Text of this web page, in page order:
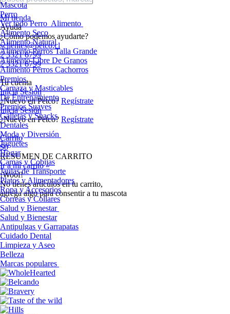
Mi tienda
Ayuda
¿Cómo podemos ayudarte?
sclientes@petco.cl
2 3321 6799
2 3321 6799
Tu cuenta
Inicia Sesión
¿Nuevo en Petco? Regístrate
Inicia Sesión
¿Nuevo en Petco? Regístrate
Carrito
$0
RESUMEN DE CARRITO
Ir a mi carrito »
¡Woof!
No tíenes artículos en tu carrito,
agrega algo para consentir a tu mascota
Mascota
Perro
Ver todo Perro Alimento
Alimento Seco
Alimento Natural
Alimento Perros Talla Grande
Alimento Libre De Granos
Alimento Perros Cachorros
Premios
Carnaza y Masticables
De Entrenamiento
Premios Suaves
Galletas y Snacks
Dentales
Moda y Diversión
Juguetes
Hogar
Camas y Cobijas
Jaulas de Transporte
Platos y Alimentadores
Ropa y Accesorios
Correas y Collares
Salud y Bienestar
Salud y Bienestar
Antipulgas y Garrapatas
Cuidado Dental
Limpieza y Aseo
Belleza
Marcas populares